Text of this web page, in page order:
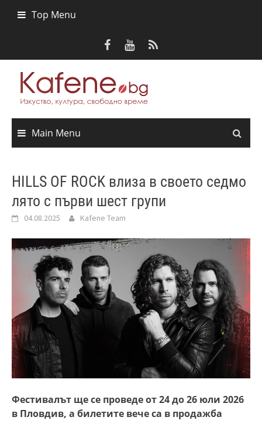
Top Menu
Main Menu
HILLS OF ROCK влиза в своето седмо
лято с първи шест групи
04.08.2025 Kafene Team
Фестивалът ще се проведе от 24 до 26 юли 2026
в Пловдив, а билетите вече са в продажба